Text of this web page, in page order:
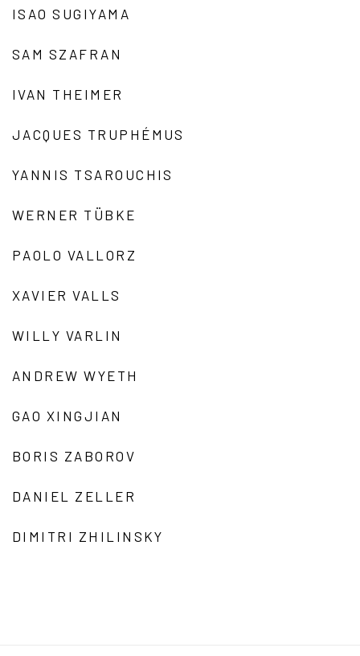
ISAO SUGIYAMA
SAM SZAFRAN
IVAN THEIMER
JACQUES TRUPHÉMUS
YANNIS TSAROUCHIS
WERNER TÜBKE
PAOLO VALLORZ
XAVIER VALLS
WILLY VARLIN
ANDREW WYETH
GAO XINGJIAN
BORIS ZABOROV
DANIEL ZELLER
DIMITRI ZHILINSKY